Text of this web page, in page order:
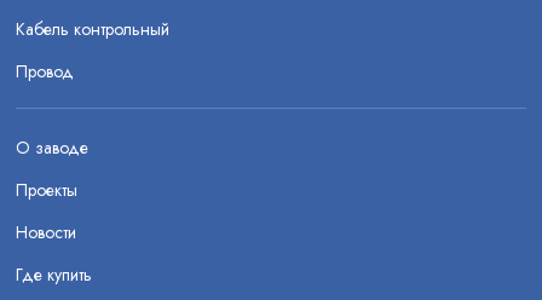
Кабель контрольный
Провод
О заводе
Проекты
Новости
Где купить